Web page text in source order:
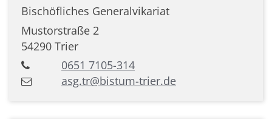
Bischöfliches Generalvikariat
Mustorstraße 2
54290 Trier
0651 7105-314
asg.tr@bistum-trier.de